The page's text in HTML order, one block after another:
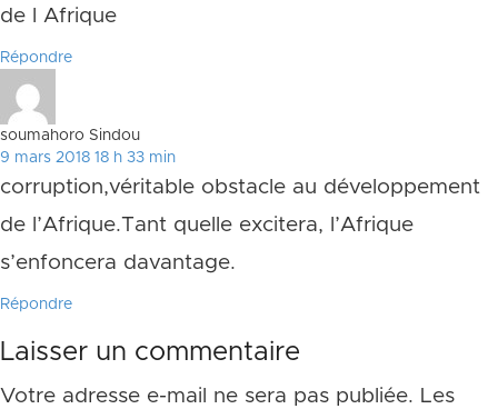
de l Afrique
Répondre
soumahoro Sindou
9 mars 2018 18 h 33 min
corruption,véritable obstacle au développement
de l’Afrique.Tant quelle excitera, l’Afrique
s’enfoncera davantage.
Répondre
Laisser un commentaire
Votre adresse e-mail ne sera pas publiée. Les